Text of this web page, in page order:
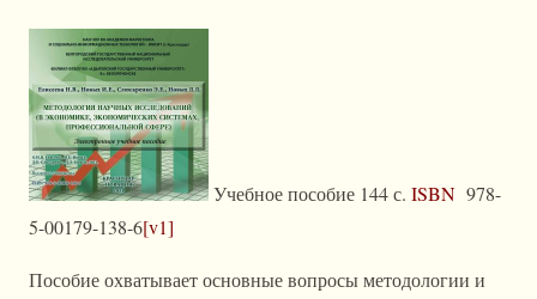
Учебное пособие 144 с. ISBN 978-
5-00179-138-6[v1]
Пособие охватывает основные вопросы методологии и